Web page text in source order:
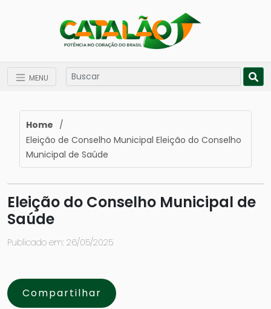
MENU
Home /
Eleição de Conselho Municipal Eleição do Conselho
Municipal de Saúde
Eleição do Conselho Municipal de
Saúde
Publicado em: 26/05/2025
Compartilhar